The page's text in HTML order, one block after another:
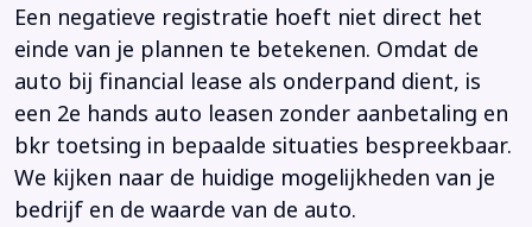
Een negatieve registratie hoeft niet direct het
einde van je plannen te betekenen. Omdat de
auto bij financial lease als onderpand dient, is
een 2e hands auto leasen zonder aanbetaling en
bkr toetsing in bepaalde situaties bespreekbaar.
We kijken naar de huidige mogelijkheden van je
bedrijf en de waarde van de auto.